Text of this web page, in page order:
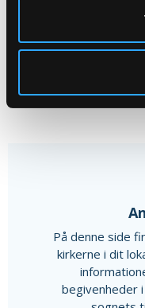
På denne side
kirkerne i dit
begivenheder